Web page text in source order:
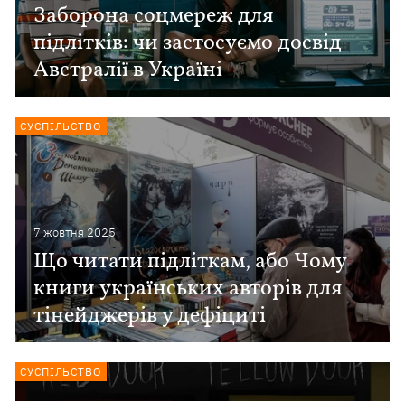
Заборона соцмереж для
підлітків: чи застосуємо досвід
Австралії в Україні
7 жовтня 2025
Що читати підліткам, або Чому
книги українських авторів для
тінейджерів у дефіциті
СУСПІЛЬСТВО
СУСПІЛЬСТВО